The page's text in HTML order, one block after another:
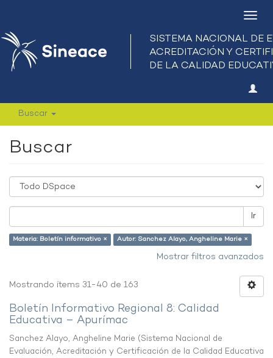
Buscar
Buscar
Ir
Materia: Boletín informativo × Autor: Sanchez Alayo, Angheline Marie ×
Mostrar filtros avanzados
Mostrando ítems 31-40 de 163
Boletín Informativo Regional 8: Calidad
Educativa – Apurímac
Sanchez Alayo, Angheline Marie (Sistema Nacional de
Evaluación, Acreditación y Certificación de la Calidad Educativa